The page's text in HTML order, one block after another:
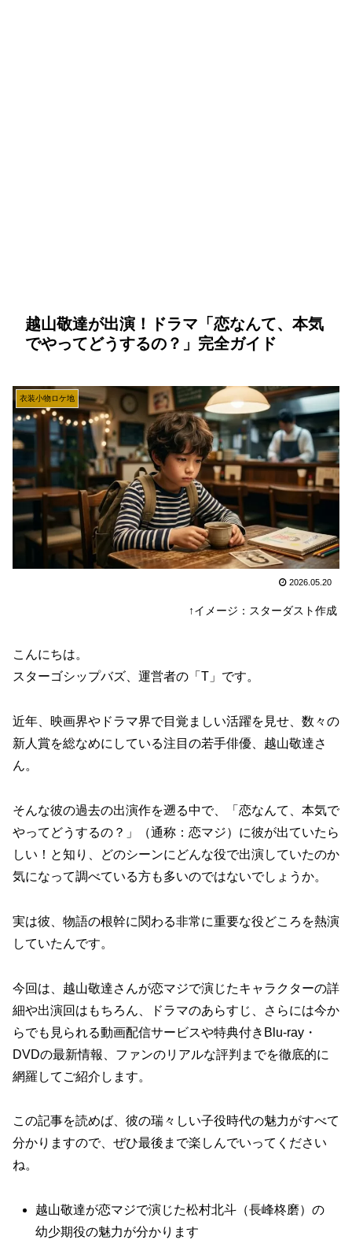
越山敬達が出演！ドラマ「恋なんて、本気
でやってどうするの？」完全ガイド
衣装小物ロケ地
2026.05.20
↑イメージ：スターダスト作成
こんにちは。
スターゴシップバズ、運営者の「T」です。
近年、映画界やドラマ界で目覚ましい活躍を見せ、数々の
新人賞を総なめにしている注目の若手俳優、越山敬達さ
ん。
そんな彼の過去の出演作を遡る中で、「恋なんて、本気で
やってどうするの？」（通称：恋マジ）に彼が出ていたら
しい！と知り、どのシーンにどんな役で出演していたのか
気になって調べている方も多いのではないでしょうか。
実は彼、物語の根幹に関わる非常に重要な役どころを熱演
していたんです。
今回は、越山敬達さんが恋マジで演じたキャラクターの詳
細や出演回はもちろん、ドラマのあらすじ、さらには今か
らでも見られる動画配信サービスや特典付きBlu-ray・
DVDの最新情報、ファンのリアルな評判までを徹底的に
網羅してご紹介します。
この記事を読めば、彼の瑞々しい子役時代の魅力がすべて
分かりますので、ぜひ最後まで楽しんでいってください
ね。
越山敬達が恋マジで演じた松村北斗（長峰柊磨）の
幼少期役の魅力が分かります